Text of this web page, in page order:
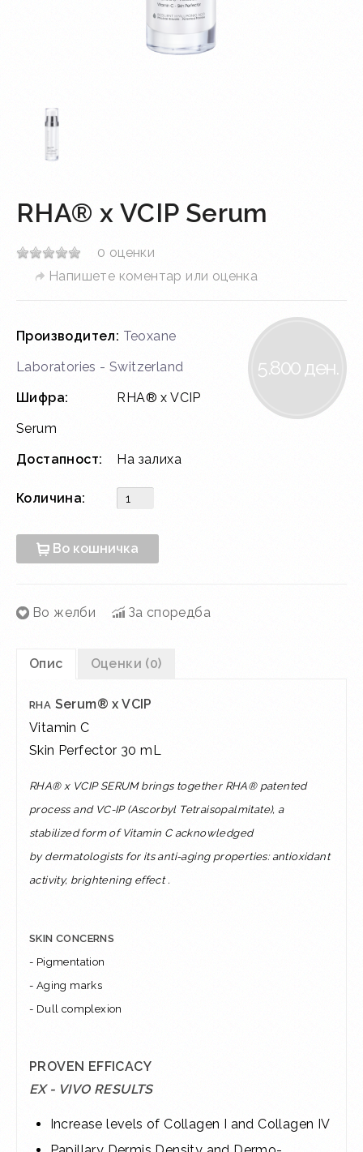
RHA® x VCIP Serum
0 оценки
Напишете коментар или оценка
5.800 ден.
Производител: Teoxane
Laboratories - Switzerland
Шифра:
RHA® x VCIP
Serum
Достапност:
На залиха
Количина:
Во кошничка
Во желби За споредба
Опис Оценки (0)
RHA Serum® x VCIP
Vitamin C
Skin Perfector 30 mL
RHA® x VCIP SERUM brings together RHA® patented
process and VC-IP (Ascorbyl Tetraisopalmitate), a
stabilized form of Vitamin C acknowledged
by dermatologists for its anti-aging properties: antioxidant
activity, brightening effect .
SKIN CONCERNS
- Pigmentation
- Aging marks
- Dull complexion
PROVEN EFFICACY
EX - VIVO RESULTS
Increase levels of Collagen I and Collagen IV